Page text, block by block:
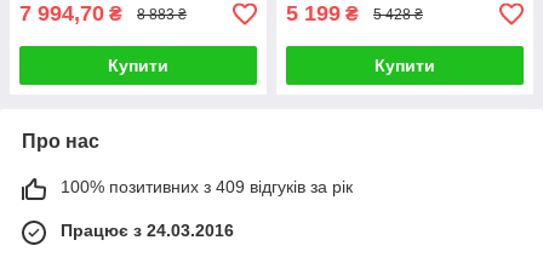
7 994,70 ₴ 8 883 ₴
Купити
5 199 ₴ 5 428 ₴
Купити
Про нас
100% позитивних з 409 відгуків за рік
Працює з 24.03.2016